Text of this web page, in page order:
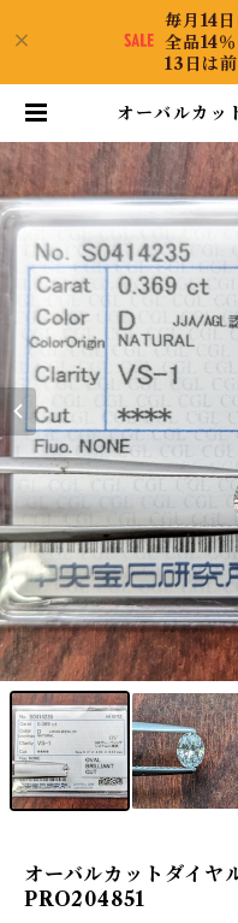
毎月14
全品14
13日は
オーバルカッ
オーバルカットダイヤ
PRO204851